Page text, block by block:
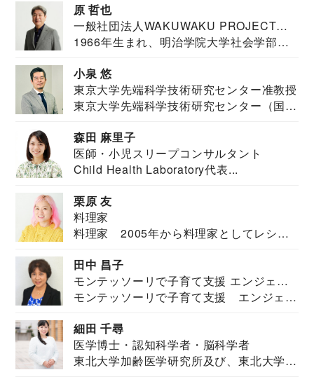
原 哲也
一般社団法人WAKUWAKU PROJECT
JAPAN代表・言語聴覚士・社会福祉士
1966年生まれ、明治学院大学社会学部福
小泉 悠
東京大学先端科学技術研究センター准教授
東京大学先端科学技術研究センター（国際
森田 麻里子
医師・小児スリープコンサルタント
Child Health Laboratory代表...
栗原 友
料理家
料理家 2005年から料理家としてレシピ
田中 昌子
モンテッソーリで子育て支援 エンジェル
ズハウス研究所所長
モンテッソーリで子育て支援 エンジェル
細田 千尋
医学博士・認知科学者・脳科学者
東北大学加齢医学研究所及び、東北大学大